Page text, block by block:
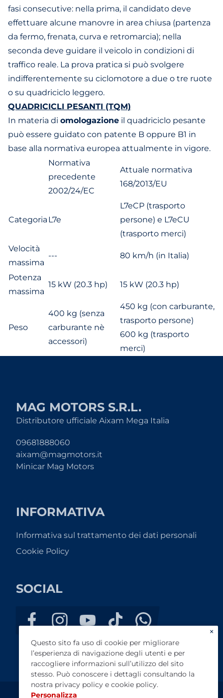
fasi consecutive: nella prima, il candidato deve
effettuare alcune manovre in area chiusa (partenza
da fermo, frenata, curva e retromarcia); nella
seconda deve guidare il veicolo in condizioni di
traffico reale. La prova pratica si può svolgere
indifferentemente su ciclomotore a due o tre ruote
o su quadriciclo leggero.
QUADRICICLI PESANTI (TQM)
In materia di omologazione il quadriciclo pesante
può essere guidato con patente B oppure B1 in
base alla normativa europea attualmente in vigore.
Normativa
precedente
2002/24/EC
Attuale normativa
168/2013/EU
Categoria L7e
L7eCP (trasporto
persone) e L7eCU
(trasporto merci)
Velocità
massima
--- 80 km/h (in Italia)
Potenza
massima
15 kW (20.3 hp) 15 kW (20.3 hp)
Peso
400 kg (senza
carburante nè
accessori)
450 kg (con carburante,
trasporto persone)
600 kg (trasporto
merci)
MAG MOTORS S.R.L.
Distributore ufficiale Aixam Mega Italia
09681888060
aixam@magmotors.it
Minicar Mag Motors
INFORMATIVA
Informativa sul trattamento dei dati personali
Cookie Policy
SOCIAL
×
Questo sito fa uso di cookie per migliorare
l’esperienza di navigazione degli utenti e per
raccogliere informazioni sull’utilizzo del sito
stesso. Può conoscere i dettagli consultando la
nostra privacy policy e cookie policy.
Personalizza